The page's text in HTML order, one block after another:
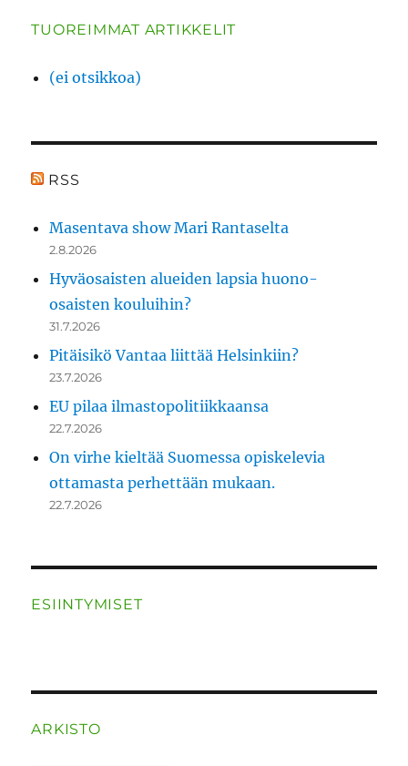
TUOREIMMAT ARTIKKELIT
(ei otsikkoa)
RSS
Masentava show Mari Rantaselta
2.8.2026
Hyväosaisten alueiden lapsia huono-
osaisten kouluihin?
31.7.2026
Pitäisikö Vantaa liittää Helsinkiin?
23.7.2026
EU pilaa ilmastopolitiikkaansa
22.7.2026
On virhe kieltää Suomessa opiskelevia
ottamasta perhettään mukaan.
22.7.2026
ESIINTYMISET
ARKISTO